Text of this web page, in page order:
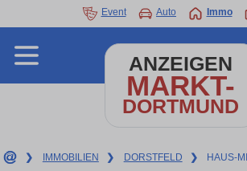
Event Auto Immo
ANZEIGEN
MARKT-
DORTMUND
❯ IMMOBILIEN ❯ DORSTFELD ❯ HAUS-